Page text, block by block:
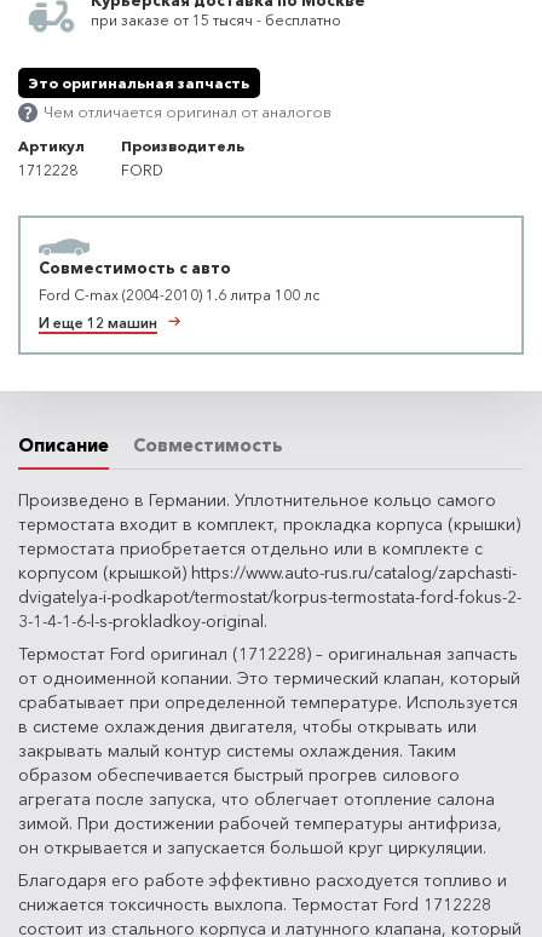
при заказе от 15 тысяч - бесплатно
Это оригинальная запчасть
Чем отличается оригинал от аналогов
Артикул
1712228
Производитель
FORD
Совместимость с авто
Ford C-max (2004-2010) 1.6 литра 100 лс
И еще 12 машин
Описание Совместимость
Произведено в Германии. Уплотнительное кольцо самого
термостата входит в комплект, прокладка корпуса (крышки)
термостата приобретается отдельно или в комплекте с
корпусом (крышкой) https://www.auto-rus.ru/catalog/zapchasti-
dvigatelya-i-podkapot/termostat/korpus-termostata-ford-fokus-2-
3-1-4-1-6-l-s-prokladkoy-original.
Термостат Ford оригинал (1712228) – оригинальная запчасть
от одноименной копании. Это термический клапан, который
срабатывает при определенной температуре. Используется
в системе охлаждения двигателя, чтобы открывать или
закрывать малый контур системы охлаждения. Таким
образом обеспечивается быстрый прогрев силового
агрегата после запуска, что облегчает отопление салона
зимой. При достижении рабочей температуры антифриза,
он открывается и запускается большой круг циркуляции.
Благодаря его работе эффективно расходуется топливо и
снижается токсичность выхлопа. Термостат Ford 1712228
состоит из стального корпуса и латунного клапана, который